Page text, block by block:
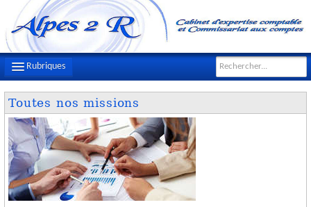
Rubriques
LE CABINET
NOTRE ÉQUIPE
NOS MISSIONS
CONTACT
Toutes nos missions